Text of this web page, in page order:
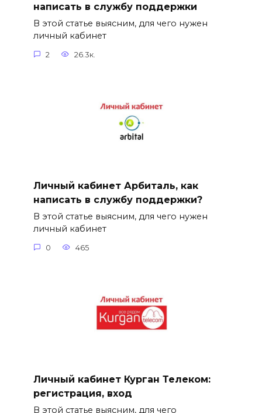
написать в службу поддержки
В этой статье выясним, для чего нужен
личный кабинет
2 26.3к.
Личный кабинет Арбиталь, как
написать в службу поддержки?
В этой статье выясним, для чего нужен
личный кабинет
0 465
Личный кабинет Курган Телеком:
регистрация, вход
В этой статье выясним, для чего